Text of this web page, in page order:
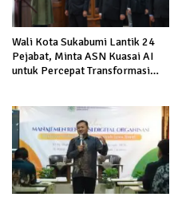
Wali Kota Sukabumi Lantik 24
Pejabat, Minta ASN Kuasai AI
untuk Percepat Transformasi